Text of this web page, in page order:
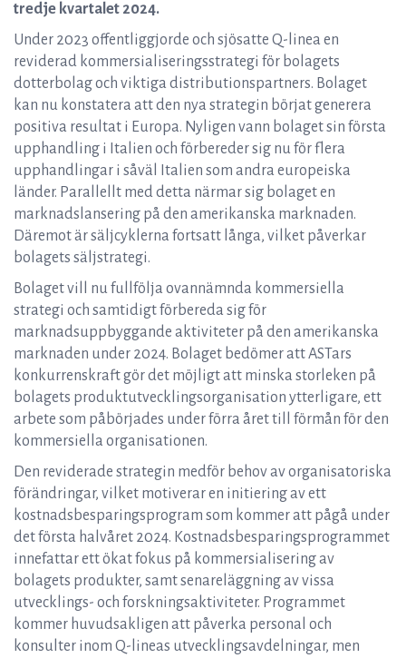
tredje kvartalet 2024.
Under 2023 offentliggjorde och sjösatte Q-linea en
reviderad kommersialiseringsstrategi för bolagets
dotterbolag och viktiga distributionspartners. Bolaget
kan nu konstatera att den nya strategin börjat generera
positiva resultat i Europa. Nyligen vann bolaget sin första
upphandling i Italien och förbereder sig nu för flera
upphandlingar i såväl Italien som andra europeiska
länder. Parallellt med detta närmar sig bolaget en
marknadslansering på den amerikanska marknaden.
Däremot är säljcyklerna fortsatt långa, vilket påverkar
bolagets säljstrategi.
Bolaget vill nu fullfölja ovannämnda kommersiella
strategi och samtidigt förbereda sig för
marknadsuppbyggande aktiviteter på den amerikanska
marknaden under 2024. Bolaget bedömer att ASTars
konkurrenskraft gör det möjligt att minska storleken på
bolagets produktutvecklingsorganisation ytterligare, ett
arbete som påbörjades under förra året till förmån för den
kommersiella organisationen.
Den reviderade strategin medför behov av organisatoriska
förändringar, vilket motiverar en initiering av ett
kostnadsbesparingsprogram som kommer att pågå under
det första halvåret 2024. Kostnadsbesparingsprogrammet
innefattar ett ökat fokus på kommersialisering av
bolagets produkter, samt senareläggning av vissa
utvecklings- och forskningsaktiviteter. Programmet
kommer huvudsakligen att påverka personal och
konsulter inom Q-lineas utvecklingsavdelningar, men